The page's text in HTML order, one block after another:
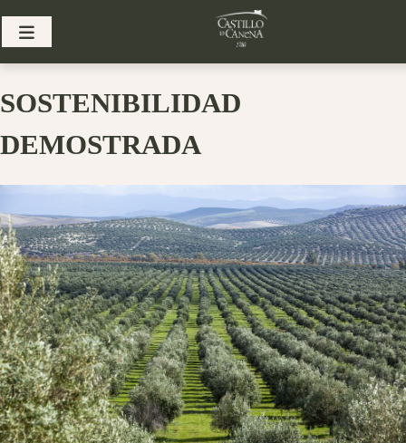
SOSTENIBILIDAD
DEMOSTRADA